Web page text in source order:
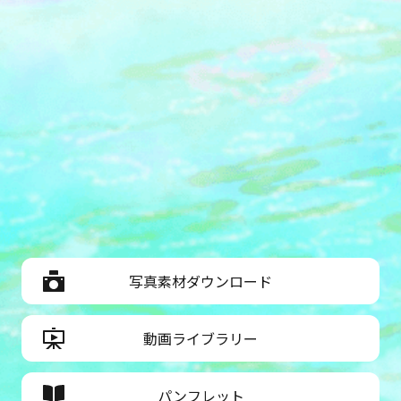
写真素材ダウンロード
動画ライブラリー
パンフレット